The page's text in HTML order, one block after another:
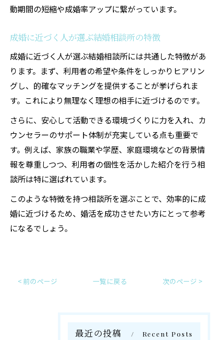
動期間の短縮や成婚率アップに繋がっています。
成婚に近づく人が選ぶ結婚相談所の特徴
成婚に近づく人が選ぶ結婚相談所には共通した特徴があ
ります。まず、利用者の希望や条件をしっかりヒアリン
グし、的確なマッチングを提供することが挙げられま
す。これにより無理なく理想の相手に近づけるのです。
さらに、安心して活動できる環境づくりに力を入れ、カ
ウンセラーのサポート体制が充実している点も重要で
す。例えば、家族の職業や学歴、家庭環境などの背景情
報を尊重しつつ、利用者の個性を活かした紹介を行う相
談所は特に選ばれています。
このような特徴を持つ相談所を選ぶことで、効率的に成
婚に近づけるため、婚活を成功させたい方にとって参考
になるでしょう。
< 前のページ 一覧に戻る 次のページ >
最近の投稿 Recent Posts